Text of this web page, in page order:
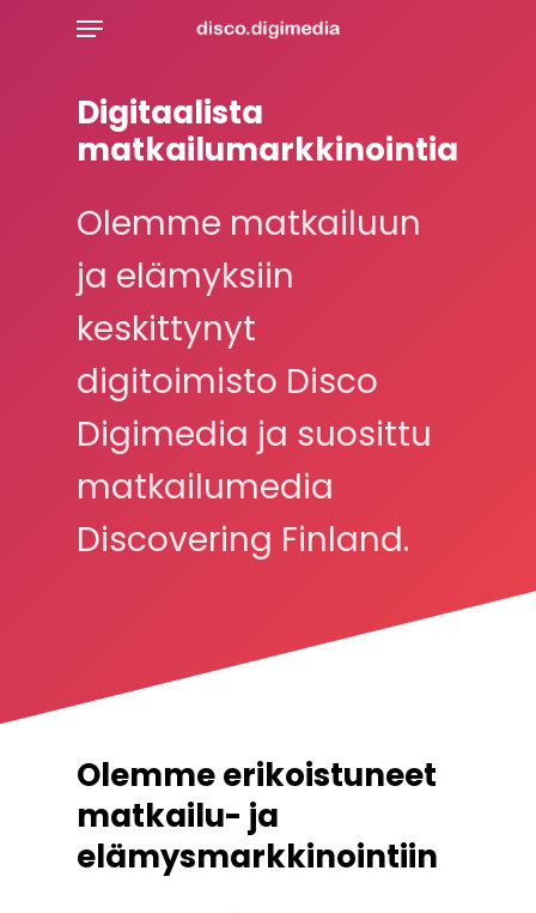
Menu
Digitaalista
matkailumarkkinointia
Olemme matkailuun
ja elämyksiin
keskittynyt
digitoimisto Disco
Digimedia ja suosittu
matkailumedia
Discovering Finland.
Olemme erikoistuneet
matkailu- ja
elämysmarkkinointiin